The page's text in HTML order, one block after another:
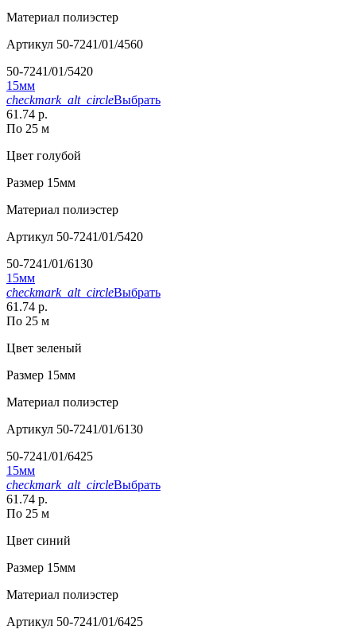
Материал полиэстер
Артикул 50-7241/01/4560
50-7241/01/5420
15мм
checkmark_alt_circleВыбрать
61.74 р.
По 25 м
Цвет голубой
Размер 15мм
Материал полиэстер
Артикул 50-7241/01/5420
50-7241/01/6130
15мм
checkmark_alt_circleВыбрать
61.74 р.
По 25 м
Цвет зеленый
Размер 15мм
Материал полиэстер
Артикул 50-7241/01/6130
50-7241/01/6425
15мм
checkmark_alt_circleВыбрать
61.74 р.
По 25 м
Цвет синий
Размер 15мм
Материал полиэстер
Артикул 50-7241/01/6425